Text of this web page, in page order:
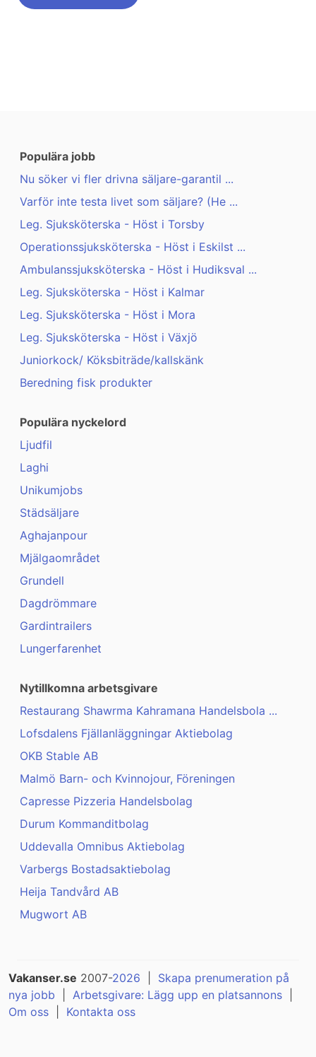
Populära jobb
Nu söker vi fler drivna säljare-garantil ...
Varför inte testa livet som säljare? (He ...
Leg. Sjuksköterska - Höst i Torsby
Operationssjuksköterska - Höst i Eskilst ...
Ambulanssjuksköterska - Höst i Hudiksval ...
Leg. Sjuksköterska - Höst i Kalmar
Leg. Sjuksköterska - Höst i Mora
Leg. Sjuksköterska - Höst i Växjö
Juniorkock/ Köksbiträde/kallskänk
Beredning fisk produkter
Populära nyckelord
Ljudfil
Laghi
Unikumjobs
Städsäljare
Aghajanpour
Mjälgaområdet
Grundell
Dagdrömmare
Gardintrailers
Lungerfarenhet
Nytillkomna arbetsgivare
Restaurang Shawrma Kahramana Handelsbola ...
Lofsdalens Fjällanläggningar Aktiebolag
OKB Stable AB
Malmö Barn- och Kvinnojour, Föreningen
Capresse Pizzeria Handelsbolag
Durum Kommanditbolag
Uddevalla Omnibus Aktiebolag
Varbergs Bostadsaktiebolag
Heija Tandvård AB
Mugwort AB
Vakanser.se 2007-2026
Skapa prenumeration på
nya jobb
Arbetsgivare: Lägg upp en platsannons
Om oss
Kontakta oss